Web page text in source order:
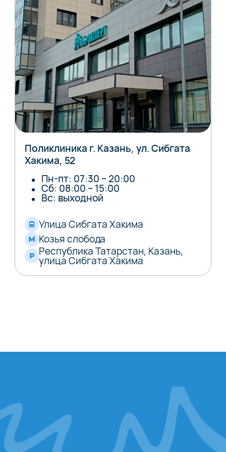
Поликлиника г. Казань, ул. Сибгата
Хакима, 52
Пн-пт: 07:30 – 20:00
Сб: 08:00 – 15:00
Вс: выходной
Улица Сибгата Хакима
Козья слобода
Республика Татарстан, Казань,
улица Сибгата Хакима